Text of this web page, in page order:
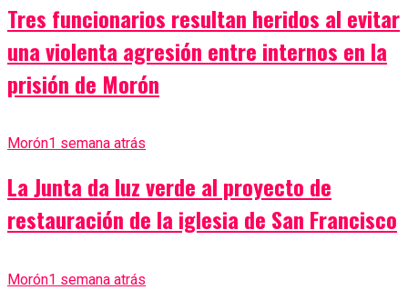
Tres funcionarios resultan heridos al evitar
una violenta agresión entre internos en la
prisión de Morón
Morón1 semana atrás
La Junta da luz verde al proyecto de
restauración de la iglesia de San Francisco
Morón1 semana atrás